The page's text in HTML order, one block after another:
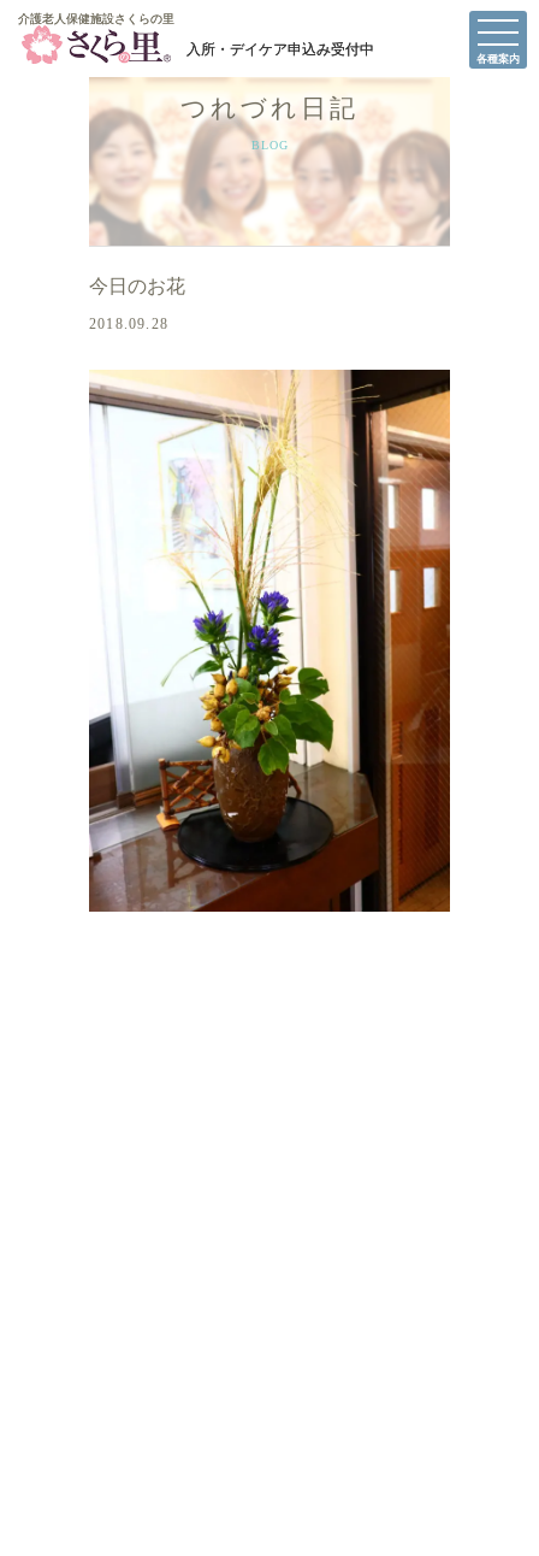
各種案内
介護老人保健施設さくらの里
介護老人保健施設さくらの里
つれづれ日記
BLOG
今日のお花
2018.09.28